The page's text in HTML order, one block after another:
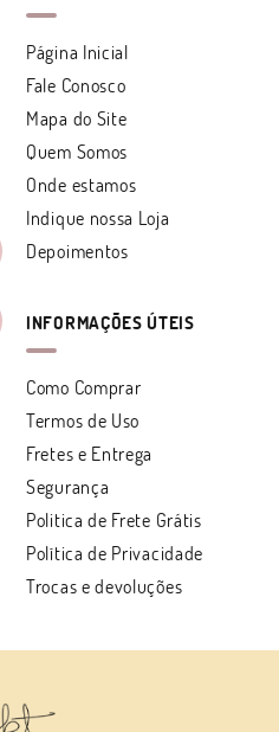
Página Inicial
Fale Conosco
Mapa do Site
Quem Somos
Onde estamos
Indique nossa Loja
Depoimentos
INFORMAÇÕES ÚTEIS
Como Comprar
Termos de Uso
Fretes e Entrega
Segurança
Politica de Frete Grátis
Política de Privacidade
Trocas e devoluções